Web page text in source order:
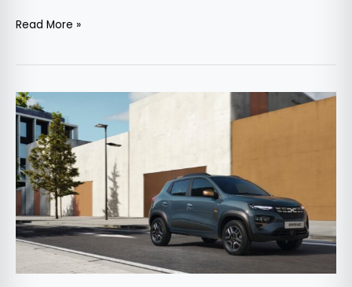
Read More »
Dacia
Spring
Extreme:
versiune
nouă
cu
65
CP
modelul